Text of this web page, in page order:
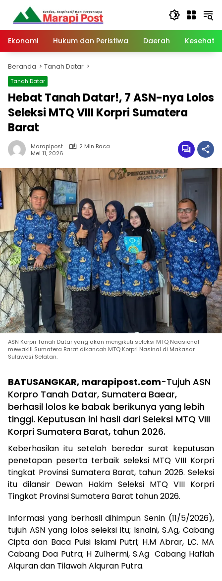
Langsung
konten
Ekonomi
Hukum dan Peristiwa Daerah
Beranda Tanah Datar
Tanah Datar
Hebat Tanah Datar!, 7 ASN-nya Lolos
Seleksi MTQ VIII Korpri Sumatera
Barat
Marapipost
2 Min Baca
Mei 11, 2026
ASN Korpri Tanah Datar yang akan mengikuti seleksi MTQ Naasional
mewakili Sumatera Barat dikancah MTQ Korpri Nasinal di Makasar
Sulawesi Selatan.
BATUSANGKAR, marapipost.com-Tujuh ASN
Korpro Tanah Datar, Sumatera Baear,
berhasil lolos ke babak berikunya yang lebih
tinggi. Keputusan ini hasil dari Seleksi MTQ VIII
Korpri Sumatera Barat, tahun 2026.
Keberhasilan itu setelah beredar surat keputusan
penetapan peserta terbaik seleksi MTQ VIII Korpri
tingkat Provinsi Sumatera Barat, tahun 2026. Seleksi
itu dilansir Dewan Hakim Seleksi MTQ VIII Korpri
Tingkat Provinsi Sumatera Barat tahun 2026.
Informasi yang berhasil dihimpun Senin (11/5/2026),
tujuh ASN yang lolos seleksi itu; Isnaini, S.Ag, Cabang
Cipta dan Baca Puisi Islami Putri; H.M Abrar, LC. MA
Cabang Doa Putra; H Zulhermi, S.Ag Cabang Haflah
Alquran dan Tilawah Alquran Putra.